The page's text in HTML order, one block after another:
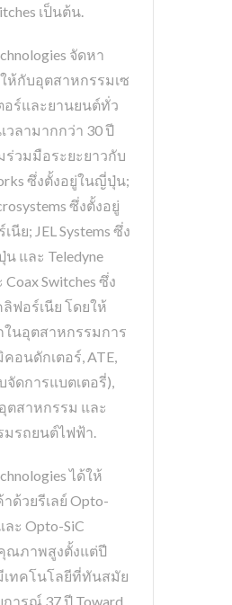
เป็นต้น.
จัดหา
ห้กับอุตสาหกรรมเซ
อร์และยานยนต์ทั่ว
วลามากกว่า 30 ปี
ร่วมมือระยะยาวกับ
ซึ่งตั้งอยู่ในญี่ปุ่น;
ซึ่งตั้งอยู่
นีย; JEL Systems ซึ่ง
และ Teledyne
Coax Switches ซึ่ง
ฟอร์เนีย โดยให้
นอุตสาหกรรมการ
อนดักเตอร์, ATE,
จัดการแบตเตอรี่),
ตสาหกรรม และ
มรถยนต์ไฟฟ้า.
ได้ให้
ด้วยรีเลย์ Opto-
ละ Opto-SiC
ณภาพสูงตั้งแต่ปี
เทคโนโลยีที่ทันสมัย
ารณ์ 37 ปี Toward